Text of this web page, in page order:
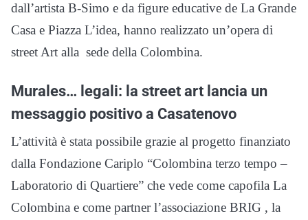
dall’artista B-Simo e da figure educative de La Grande
Casa e Piazza L’idea, hanno realizzato un’opera di
street Art alla sede della Colombina.
Murales… legali: la street art lancia un
messaggio positivo a Casatenovo
L’attività è stata possibile grazie al progetto finanziato
dalla Fondazione Cariplo “Colombina terzo tempo –
Laboratorio di Quartiere” che vede come capofila La
Colombina e come partner l’associazione BRIG , la